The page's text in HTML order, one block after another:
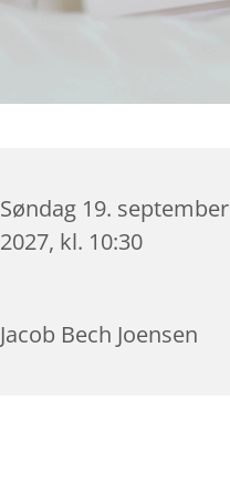
Søndag 19. september
2027, kl. 10:30
Jacob Bech Joensen